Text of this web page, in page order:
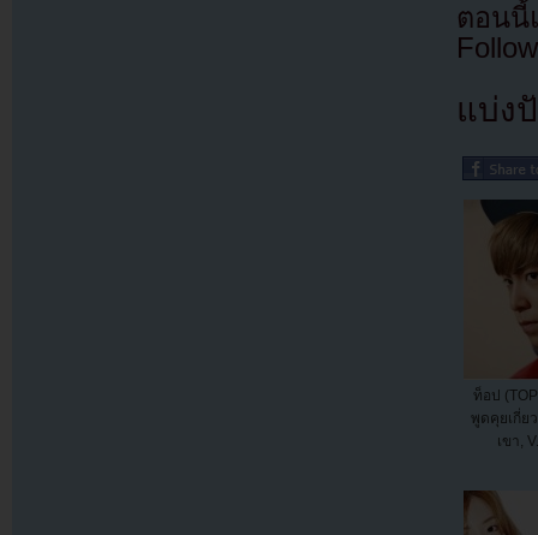
ตอนนี้
แบ่ง
ท็อป
พูดคุยเกี่ย
เขา,